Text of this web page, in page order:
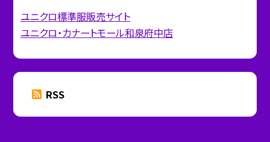
ユニクロ標準服販売サイト
ユニクロ・カナートモール和泉府中店
RSS